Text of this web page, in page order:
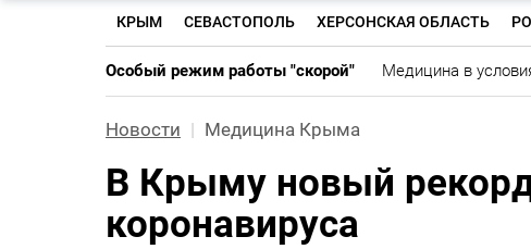
КРЫМ СЕВАСТОПОЛЬ ХЕРСОНСКАЯ ОБЛАСТЬ
Особый режим работы "скорой" Медицина в
Новости Медицина Крыма
В Крыму новый
коронавируса